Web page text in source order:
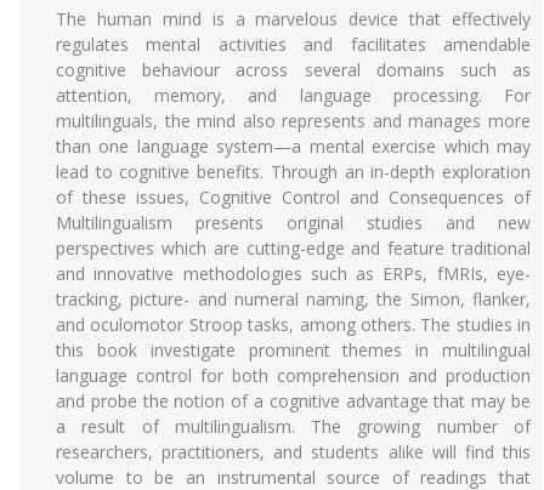
The human mind is a marvelous device that effectively
regulates mental activities and facilitates amendable
cognitive behaviour across several domains such as
attention, memory, and language processing. For
multilinguals, the mind also represents and manages more
than one language system—a mental exercise which may
lead to cognitive benefits. Through an in-depth exploration
of these issues, Cognitive Control and Consequences of
Multilingualism presents original studies and new
perspectives which are cutting-edge and feature traditional
and innovative methodologies such as ERPs, fMRIs, eye-
tracking, picture- and numeral naming, the Simon, flanker,
and oculomotor Stroop tasks, among others. The studies in
this book investigate prominent themes in multilingual
language control for both comprehension and production
and probe the notion of a cognitive advantage that may be
a result of multilingualism. The growing number of
researchers, practitioners, and students alike will find this
volume to be an instrumental source of readings that